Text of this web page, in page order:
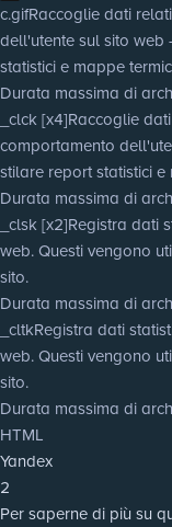
c.gifRaccoglie dati
dell'utente sul sito
statistici e mappe
Durata massima di
_clck [x4]Raccoglie
comportamento
stilare report statistici
Durata massima di
_clsk [x2]Registra dati
web. Questi vengono
sito.
Durata massima di
_cltkRegistra dati
web. Questi vengono
sito.
Durata massima di
HTML
Yandex
2
Per saperne di più su